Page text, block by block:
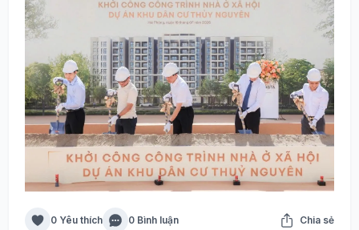
0 Yêu thích 0 Bình luận Chia sẻ